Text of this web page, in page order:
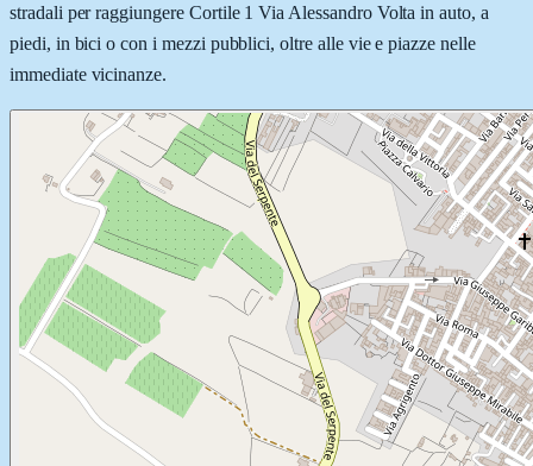
stradali per raggiungere Cortile 1 Via Alessandro Volta in auto, a
piedi, in bici o con i mezzi pubblici, oltre alle vie e piazze nelle
immediate vicinanze.